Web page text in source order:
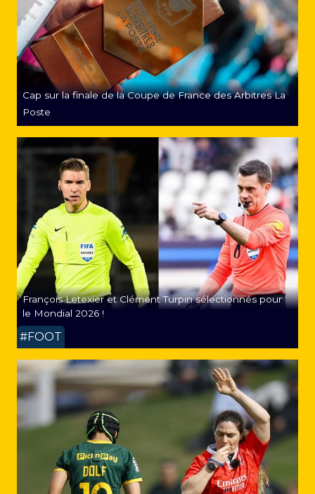
Cap sur la finale de la Coupe de France des Arbitres La
Poste
François Letexier et Clément Turpin sélectionnés pour
le Mondial 2026 !
#FOOT